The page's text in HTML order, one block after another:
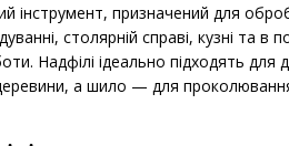
інструмент, призначений для
столярній справі, кузні та
Надфілі ідеально підходять для
а шило — для